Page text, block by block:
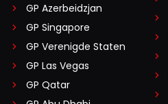
GP Azerbeidzjan
GP Singapore
GP Verenigde Staten
GP Las Vegas
GP Qatar